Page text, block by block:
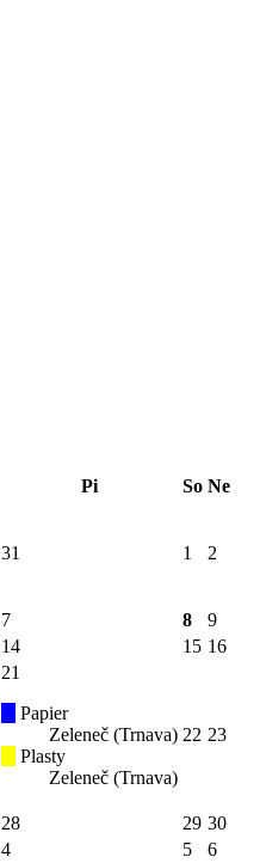
Pi So Ne
31 1 2
7 8
9
14 15 16
21
Papier
Zeleneč (Trnava)
Plasty
Zeleneč (Trnava)
22 23
28 29 30
4 5
6